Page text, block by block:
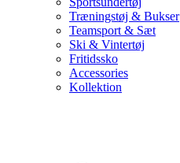
Træningstøj & Bukser
Teamsport & Sæt
Ski & Vintertøj
Fritidssko
Accessories
Kollektion